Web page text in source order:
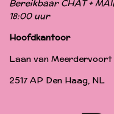
Bereikbaar CHAT +
18:00 uur
Hoofdkantoor
Laan van Meerdervoort
2517 AP Den Haag, NL